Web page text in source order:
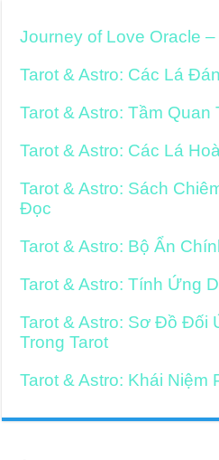
Journey of Love Oracle
Tarot & Astro: Các Lá
Tarot & Astro: Tầm Quan
Tarot & Astro: Các Lá
Tarot & Astro: Sách
Đọc
Tarot & Astro: Bộ Ẩn
Tarot & Astro: Tính Ứng
Tarot & Astro: Sơ Đồ Đối
Trong Tarot
Tarot & Astro: Khái Niệm